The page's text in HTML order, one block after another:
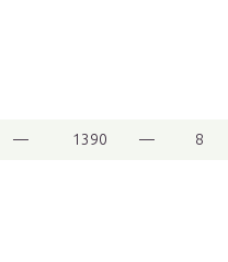
— 1390 — 8